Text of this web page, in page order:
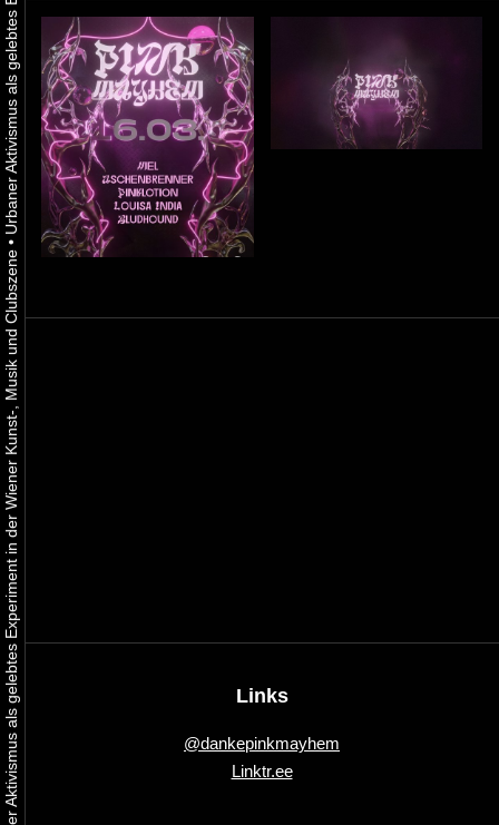
Urbaner Aktivismus als gelebtes Experiment in der Wiener Kunst-, Musik und Clubszene
•
Links
@dankepinkmayhem
Linktr.ee